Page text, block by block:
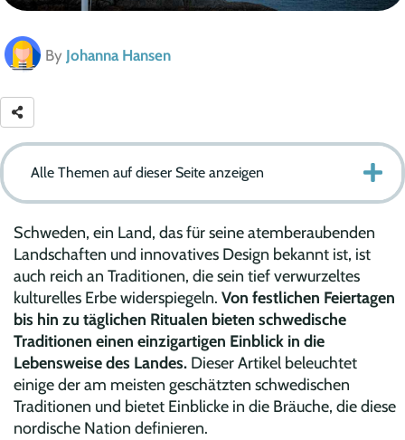
By Johanna Hansen
Alle Themen auf dieser Seite anzeigen
Schweden, ein Land, das für seine atemberaubenden
Landschaften und innovatives Design bekannt ist, ist
auch reich an Traditionen, die sein tief verwurzeltes
kulturelles Erbe widerspiegeln. Von festlichen Feiertagen
bis hin zu täglichen Ritualen bieten schwedische
Traditionen einen einzigartigen Einblick in die
Lebensweise des Landes. Dieser Artikel beleuchtet
einige der am meisten geschätzten schwedischen
Traditionen und bietet Einblicke in die Bräuche, die diese
nordische Nation definieren.